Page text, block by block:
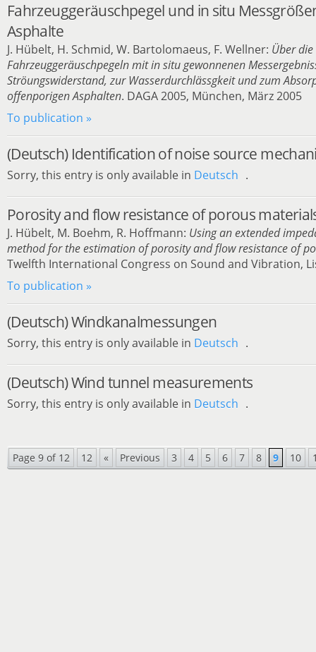
Fahrzeuggeräuschpegel und in situ
Asphalte
J. Hübelt, H. Schmid, W. Bartolomaeus, F. Wellner: Über
Fahrzeuggeräuschpegeln mit in situ gewonnenen
Ströungswiderstand, zur Wasserdurchlässgkeit und zum
offenporigen Asphalten. DAGA 2005, München, März 2005
To publication »
(Deutsch) Identification of noise source
Sorry, this entry is only available in Deutsch .
Porosity and flow resistance of porous
J. Hübelt, M. Boehm, R. Hoffmann: Using an extended
method for the estimation of porosity and flow resistance of
Twelfth International Congress on Sound and Vibration,
To publication »
(Deutsch) Windkanalmessungen
Sorry, this entry is only available in Deutsch .
(Deutsch) Wind tunnel measurements
Sorry, this entry is only available in Deutsch .
Page 9 of 12 12 « Previous 3 4 5 6 7 8 9 10